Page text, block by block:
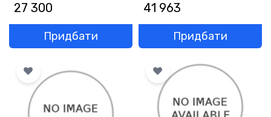
27 300
Придбати
41 963
Придбати